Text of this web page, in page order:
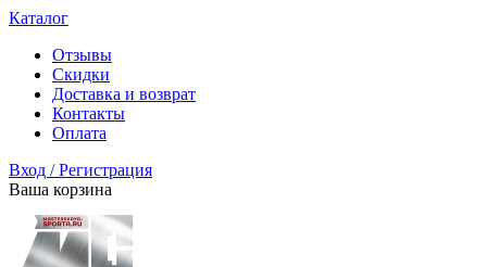
Каталог
Отзывы
Скидки
Доставка и возврат
Контакты
Оплата
Вход / Регистрация
Ваша корзина